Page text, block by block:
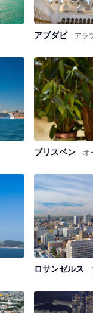
アブダビ アラ
ブリスベン オ
ロサンゼルス